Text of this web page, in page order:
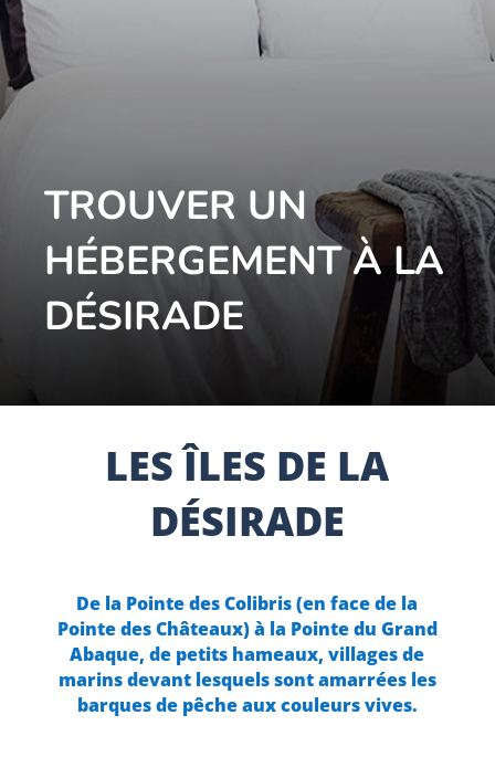
TROUVER UN
HÉBERGEMENT À LA
DÉSIRADE
LES ÎLES DE LA
DÉSIRADE
De la Pointe des Colibris (en face de la
Pointe des Châteaux) à la Pointe du Grand
Abaque, de petits hameaux, villages de
marins devant lesquels sont amarrées les
barques de pêche aux couleurs vives.